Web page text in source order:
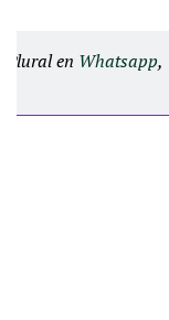
Plural en Whatsapp,